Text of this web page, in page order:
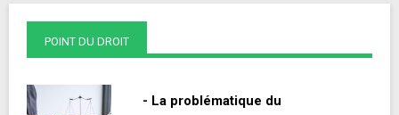
POINT DU DROIT
- La problématique du